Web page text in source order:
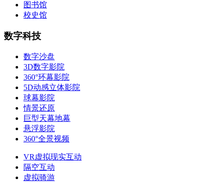
图书馆
校史馆
数字科技
数字沙盘
3D数字影院
360°环幕影院
5D动感立体影院
球幕影院
情景还原
巨型天幕地幕
悬浮影院
360°全景视频
VR虚拟现实互动
隔空互动
虚拟骑游